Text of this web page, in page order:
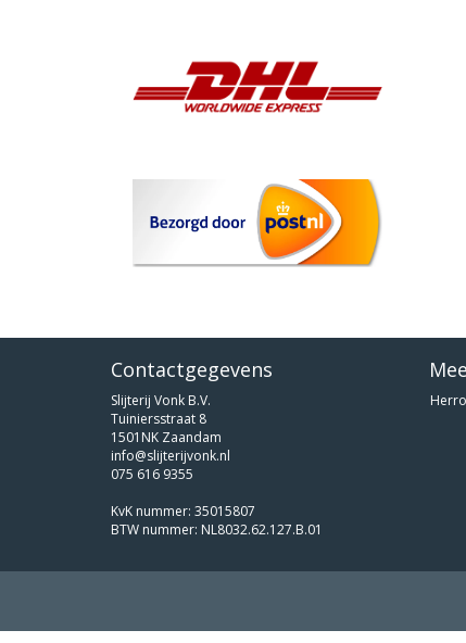
Contactgegevens
Slijterij Vonk B.V.
Tuiniersstraat 8
1501NK Zaandam
info@slijterijvonk.nl
075 616 9355
KvK nummer: 35015807
BTW nummer: NL8032.62.127.B.01